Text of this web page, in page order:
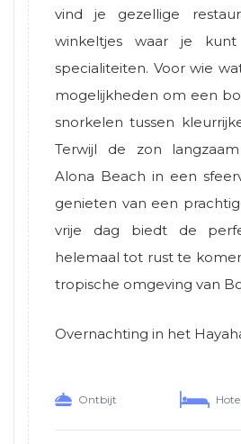
vind je gezellige
winkeltjes waar je
specialiteiten. Voor wie
mogelijkheden om een
snorkelen tussen
Terwijl de zon
Alona Beach in een
genieten van een
vrije dag biedt de
helemaal tot rust te
tropische omgeving van
Overnachting in het
Ontbijt Hotel